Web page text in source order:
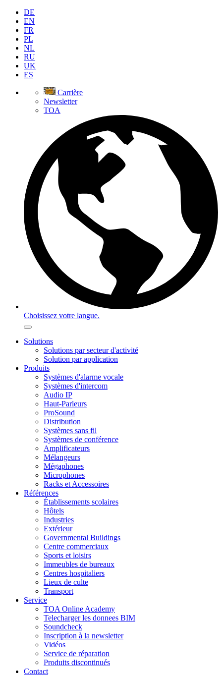
DE
EN
FR
PL
NL
RU
UK
ES
Carrière
Newsletter
TOA
Choisissez votre langue.
Solutions
Solutions par secteur d'activité
Solution par application
Produits
Systèmes d'alarme vocale
Systèmes d'intercom
Audio IP
Haut-Parleurs
ProSound
Distribution
Systèmes sans fil
Systèmes de conférence
Amplificateurs
Mélangeurs
Mégaphones
Microphones
Racks et Accessoires
Références
Établissements scolaires
Hôtels
Industries
Extérieur
Governmental Buildings
Centre commerciaux
Sports et loisirs
Immeubles de bureaux
Centres hospitaliers
Lieux de culte
Transport
Service
TOA Online Academy
Telecharger les donnees BIM
Soundcheck
Inscription à la newsletter
Vidéos
Service de réparation
Produits discontinués
Contact